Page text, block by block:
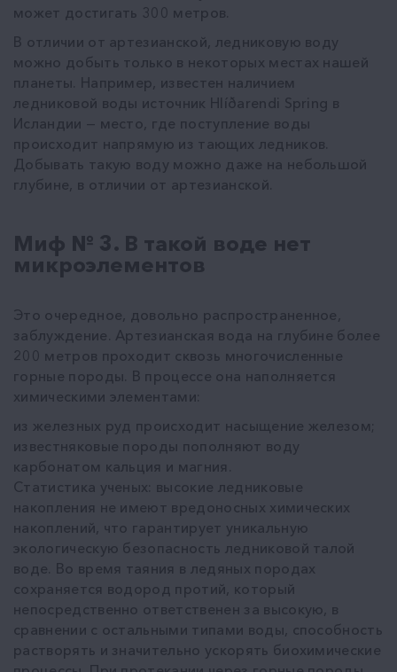
может достигать 300 метров.
В отличии от артезианской, ледниковую воду
можно добыть только в некоторых местах нашей
планеты. Например, известен наличием
ледниковой воды источник Hlíðarendi Spring в
Исландии — место, где поступление воды
происходит напрямую из тающих ледников.
Добывать такую воду можно даже на небольшой
глубине, в отличии от артезианской.
Миф № 3. В такой воде нет
микроэлементов
Это очередное, довольно распространенное,
заблуждение. Артезианская вода на глубине более
200 метров проходит сквозь многочисленные
горные породы. В процессе она наполняется
химическими элементами:
из железных руд происходит насыщение железом;
известняковые породы пополняют воду
карбонатом кальция и магния.
Статистика ученых: высокие ледниковые
накопления не имеют вредоносных химических
накоплений, что гарантирует уникальную
экологическую безопасность ледниковой талой
воде. Во время таяния в ледяных породах
сохраняется водород протий, который
непосредственно ответственен за высокую, в
сравнении с остальными типами воды, способность
растворять и значительно ускорять биохимические